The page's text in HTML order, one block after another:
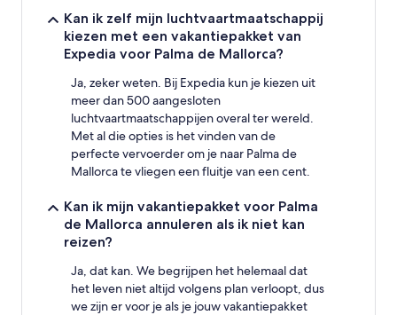
Kan ik zelf mijn luchtvaartmaatschappij
kiezen met een vakantiepakket van
Expedia voor Palma de Mallorca?
Ja, zeker weten. Bij Expedia kun je kiezen uit
meer dan 500 aangesloten
luchtvaartmaatschappijen overal ter wereld.
Met al die opties is het vinden van de
perfecte vervoerder om je naar Palma de
Mallorca te vliegen een fluitje van een cent.
Kan ik mijn vakantiepakket voor Palma
de Mallorca annuleren als ik niet kan
reizen?
Ja, dat kan. We begrijpen het helemaal dat
het leven niet altijd volgens plan verloopt, dus
we zijn er voor je als je jouw vakantiepakket